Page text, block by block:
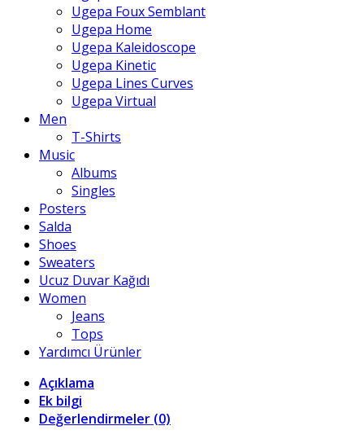
Ugepa Foux Semblant
Ugepa Home
Ugepa Kaleidoscope
Ugepa Kinetic
Ugepa Lines Curves
Ugepa Virtual
Men
T-Shirts
Music
Albums
Singles
Posters
Salda
Shoes
Sweaters
Ucuz Duvar Kağıdı
Women
Jeans
Tops
Yardımcı Ürünler
Açıklama
Ek bilgi
Değerlendirmeler (0)